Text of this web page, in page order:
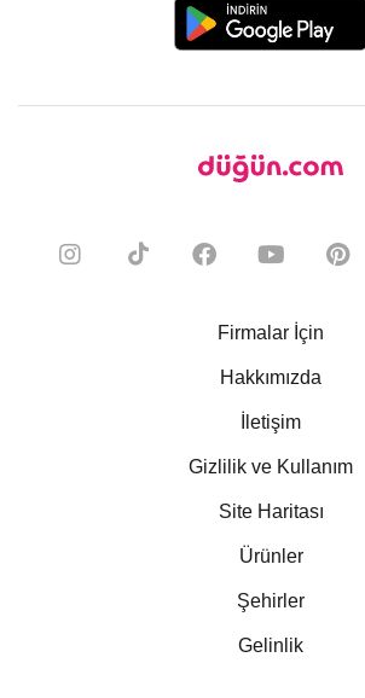
Firmalar İçin
Hakkımızda
İletişim
Gizlilik ve Kullanım
Site Haritası
Ürünler
Şehirler
Gelinlik